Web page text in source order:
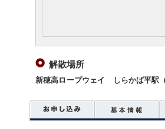
解散場所
新穂高ロープウェイ しらかば平駅（